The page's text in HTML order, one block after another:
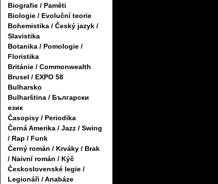
Biografie / Paměti
Biologie / Evoluční teorie
Bohemistika / Český jazyk /
Slavistika
Botanika / Pomologie /
Floristika
Británie / Commonwealth
Brusel / EXPO 58
Bulharsko
Bulharština / Български
език
Časopisy / Periodika
Černá Amerika / Jazz / Swing
/ Rap / Funk
Černý román / Krváky / Brak
/ Naivní román / Kýč
Československé legie /
Legionáři / Anabáze